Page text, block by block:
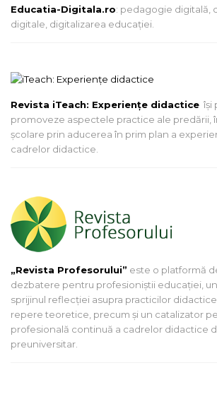
Educatia-Digitala.ro: pedagogie digitală,
digitale, digitalizarea educației.
Revista iTeach: Experienţe didactice îşi
promoveze aspectele practice ale predării,
şcolare prin aducerea în prim plan a
cadrelor didactice.
„Revista Profesorului” este o platformă
dezbatere pentru profesioniștii educației,
sprijinul reflecției asupra practicilor
repere teoretice, precum și un catalizator
profesională continuă a cadrelor didactice
preuniversitar.